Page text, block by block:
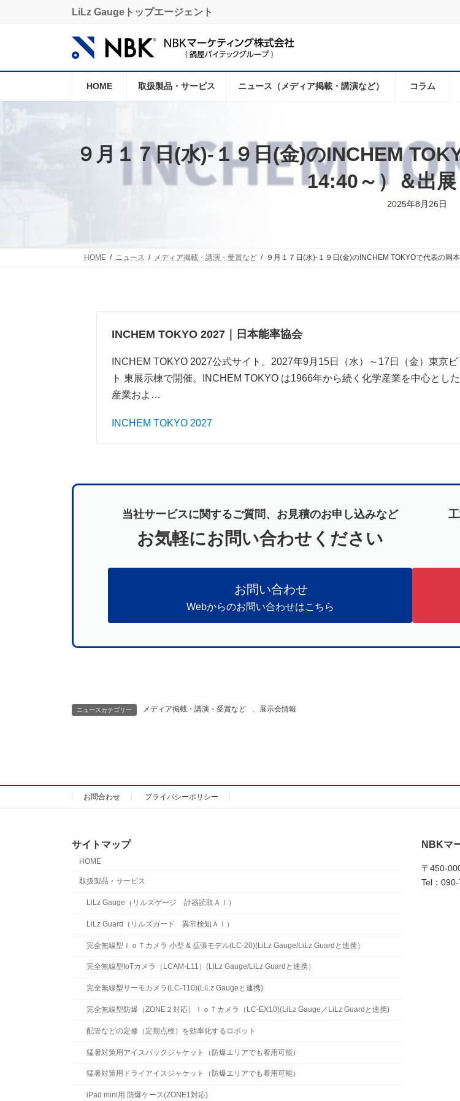
へ
ョ
LiLz Gaugeトップエージェント
HOME 取扱製品・サービス ニュース（メディア掲載・講演など） コラム
９月１７日(水)-１９日(金)のINCHEM
14:40～）＆出
2025年8月26日
HOME ニュース メディア掲載・講演・受賞など ９月１７日(水)-１９日(金)のINCHEM TOKYOで代表の岡
INCHEM TOKYO 2027｜日本能率協会
INCHEM TOKYO 2027公式サイト。2027年9月15日（水）～17日（金）東京ビ
ト 東展示棟で開催。INCHEM TOKYO は1966年から続く化学産業を中心とし
産業およ…
INCHEM TOKYO 2027
当社サービスに関するご質問、お見積のお申し込みなど
お気軽にお問い合わせください
お問い合わせ
Webからのお問い合わせはこちら
ニュースカテゴリー メディア掲載・講演・受賞など 、 展示会情報
お問合わせ プライバシーポリシー
サイトマップ
HOME
取扱製品・サービス
LiLz Gauge（リルズゲージ 計器読取ＡＩ）
LiLz Guard（リルズガード 異常検知ＡＩ）
完全無線型ＩｏＴカメラ 小型 & 拡張モデル(LC-20)(LiLz Gauge/LiLz Guardと連携）
完全無線型IoTカメラ（LCAM-L11）(LiLz Gauge/LiLz Guardと連携）
完全無線型サーモカメラ(LC-T10)(LiLz Gaugeと連携)
完全無線型防爆（ZONE２対応）ＩｏＴカメラ（LC-EX10)(LiLz Gauge／LiLz Guardと連携)
配管などの定修（定期点検）を効率化するロボット
猛暑対策用アイスパックジャケット（防爆エリアでも着用可能）
猛暑対策用ドライアイスジャケット（防爆エリアでも着用可能）
iPad mini用 防爆ケース(ZONE1対応)
NBKマ
〒450-
Tel：